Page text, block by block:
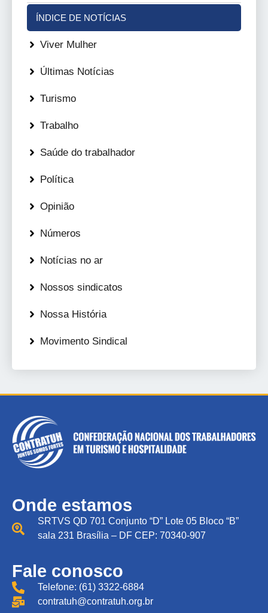
ÍNDICE DE NOTÍCIAS
Viver Mulher
Últimas Notícias
Turismo
Trabalho
Saúde do trabalhador
Política
Opinião
Números
Notícias no ar
Nossos sindicatos
Nossa História
Movimento Sindical
Onde estamos
SRTVS QD 701 Conjunto “D” Lote 05 Bloco “B”
sala 231 Brasília – DF CEP: 70340-907
Fale conosco
Telefone: (61) 3322-6884
contratuh@contratuh.org.br